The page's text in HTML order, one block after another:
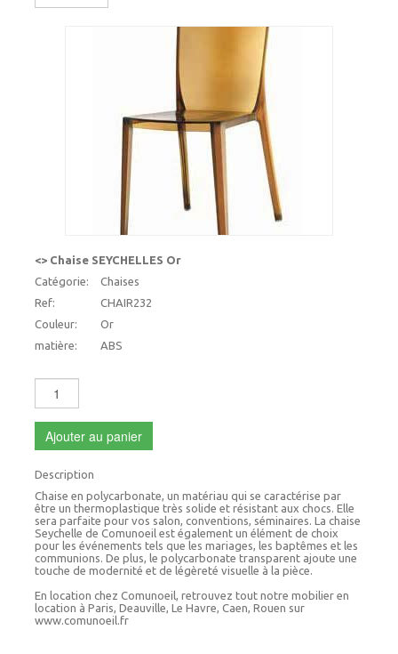
<> Chaise SEYCHELLES Or
Catégorie:
Chaises
Ref:
CHAIR232
Couleur:
Or
matière:
ABS
Ajouter au panier
Description
Chaise en polycarbonate, un matériau qui se caractérise par
être un thermoplastique très solide et résistant aux chocs. Elle
sera parfaite pour vos salon, conventions, séminaires. La chaise
Seychelle de Comunoeil est également un élément de choix
pour les événements tels que les mariages, les baptêmes et les
communions. De plus, le polycarbonate transparent ajoute une
touche de modernité et de légèreté visuelle à la pièce.
En location chez Comunoeil, retrouvez tout notre mobilier en
location à Paris, Deauville, Le Havre, Caen, Rouen sur
www.comunoeil.fr